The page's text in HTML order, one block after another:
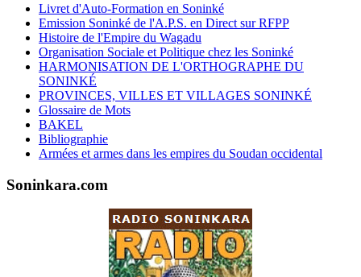
Livret d'Auto-Formation en Soninké
Emission Soninké de l'A.P.S. en Direct sur RFPP
Histoire de l'Empire du Wagadu
Organisation Sociale et Politique chez les Soninké
HARMONISATION DE L'ORTHOGRAPHE DU
SONINKÉ
PROVINCES, VILLES ET VILLAGES SONINKÉ
Glossaire de Mots
BAKEL
Bibliographie
Armées et armes dans les empires du Soudan occidental
Soninkara.com